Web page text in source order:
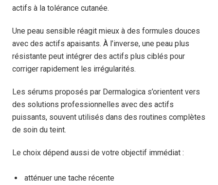
actifs à la tolérance cutanée.
Une peau sensible réagit mieux à des formules douces
avec des actifs apaisants. À l’inverse, une peau plus
résistante peut intégrer des actifs plus ciblés pour
corriger rapidement les irrégularités.
Les sérums proposés par Dermalogica s’orientent vers
des solutions professionnelles avec des actifs
puissants, souvent utilisés dans des routines complètes
de soin du teint.
Le choix dépend aussi de votre objectif immédiat :
atténuer une tache récente